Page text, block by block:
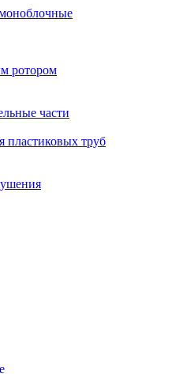
ротором
части
труб